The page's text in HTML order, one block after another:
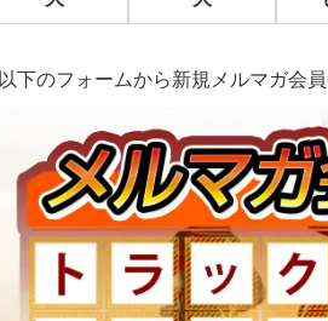
以下のフォームから新規メルマガ会